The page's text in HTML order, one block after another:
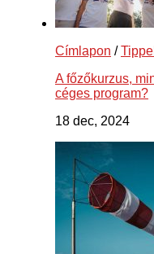
Címlapon /
A főzőkurzus,
céges program?
18 dec, 2024